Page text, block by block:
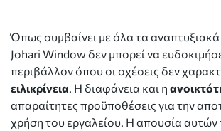
Όπως συμβαίνει με όλα τα αναπτυξιακά
Johari Window δεν μπορεί να
περιβάλλον όπου οι σχέσεις δεν
ειλικρίνεια. Η διαφάνεια και η
απαραίτητες προϋποθέσεις για την
χρήση του εργαλείου. Η απουσία αυτών